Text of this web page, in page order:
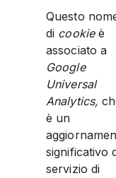
Questo
di cookieè
associato a
Google
Universal
Analytics,
è un
significativo
servizio di